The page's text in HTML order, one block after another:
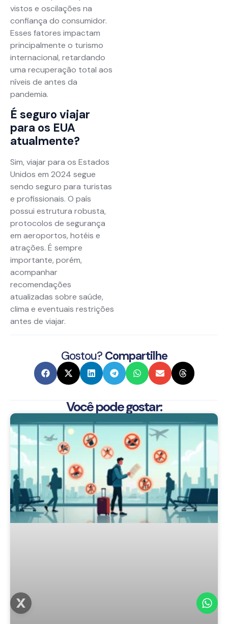
vistos e oscilações na
confiança do consumidor.
Esses fatores impactam
principalmente o turismo
internacional, retardando
uma recuperação total aos
níveis de antes da
pandemia.
É seguro viajar
para os EUA
atualmente?
Sim, viajar para os Estados
Unidos em 2024 segue
sendo seguro para turistas
e profissionais. O país
possui estrutura robusta,
protocolos de segurança
em aeroportos, hotéis e
atrações. É sempre
importante, porém,
acompanhar
recomendações
atualizadas sobre saúde,
clima e eventuais restrições
antes de viajar.
Gostou? Compartilhe
Você pode gostar: